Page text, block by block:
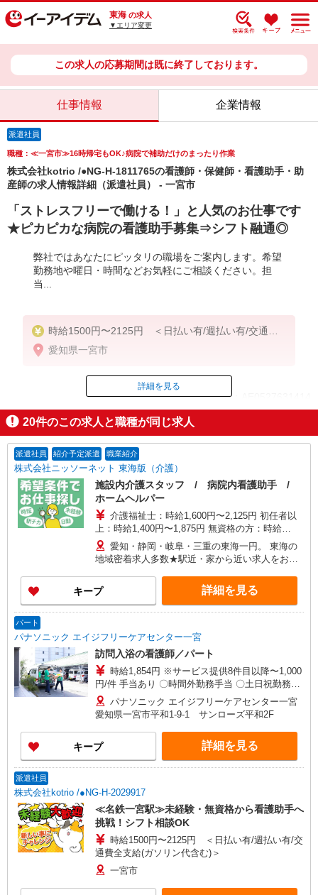
東海 の求人
▼エリア変更
この求人の応募期間は既に終了しております。
仕事情報 企業情報
派遣社員
職種：≪一宮市≫16時帰宅もOK♪病院で補助だけのまったり作業
株式会社kotrio /●NG-H-1811765の看護師・保健師・看護助手・助
産師の求人情報詳細（派遣社員） - 一宮市
「ストレスフリーで働ける！」と人気のお仕事です
★ピカピカな病院の看護助手募集⇒シフト融通◎
弊社ではあなたにピッタリの職場をご案内します。希望
勤務地や曜日・時間などお気軽にご相談ください。担
当...
時給1500円〜2125円 ＜日払い有/週払い有/交通費
全支給(ガソリン代含む)＞
愛知県一宮市
ID：AE0527631414
掲載期間終了
詳細を見る
20件のこの求人と職種が同じ求人
派遣社員 紹介予定派遣 職業紹介
株式会社ニッソーネット 東海版（介護）
施設内介護スタッフ / 病院内看護助手 /
ホームヘルパー
介護福祉士：時給1,600円〜2,125円 初任者以
上：時給1,400円〜1,875円 無資格の方：時給
1,300円〜1,750円 ※給与幅は勤務先による +交通
費、諸手当（勤務先による） +0円で介護資格が取
れる （別途規定） ★給与日払い制度あり！
愛知・静岡・岐阜・三重の東海一円。 東海の
地域密着求人多数★駅近・家から近い求人をお探
キープ 詳細を見る
パート
パナソニック エイジフリーケアセンター一宮
訪問入浴の看護師／パート
時給1,854円 ※サービス提供8件目以降〜1,000
円/件 手当あり 〇時間外勤務手当 〇土日祝勤務手
当 〇無事故無違反表彰金 〇年末年始勤務手当
パナソニック エイジフリーケアセンター一宮
愛知県一宮市平和1-9-1 サンローズ平和2F
キープ 詳細を見る
派遣社員
株式会社kotrio /●NG-H-2029917
≪名鉄一宮駅≫未経験・無資格から看護助手へ
挑戦！シフト相談OK
時給1500円〜2125円 ＜日払い有/週払い有/交
通費全支給(ガソリン代含む)＞
一宮市